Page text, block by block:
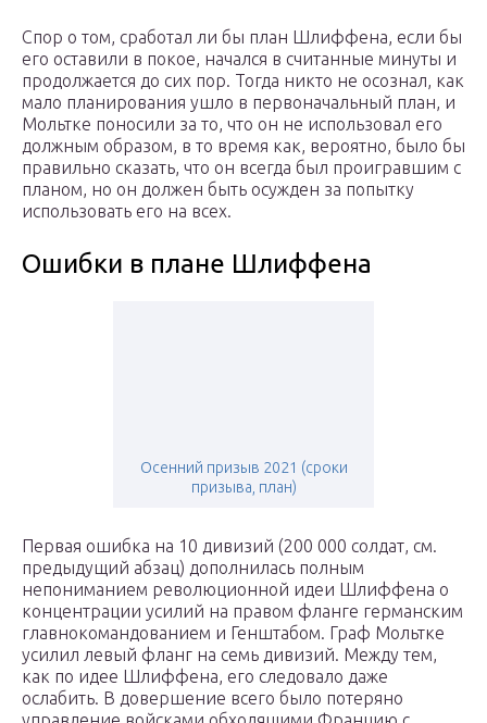
Спор о том, сработал ли бы план Шлиффена, если бы
его оставили в покое, начался в считанные минуты и
продолжается до сих пор. Тогда никто не осознал, как
мало планирования ушло в первоначальный план, и
Мольтке поносили за то, что он не использовал его
должным образом, в то время как, вероятно, было бы
правильно сказать, что он всегда был проигравшим с
планом, но он должен быть осужден за попытку
использовать его на всех.
Ошибки в плане Шлиффена
Осенний призыв 2021 (сроки
призыва, план)
Первая ошибка на 10 дивизий (200 000 солдат, см.
предыдущий абзац) дополнилась полным
непониманием революционной идеи Шлиффена о
концентрации усилий на правом фланге германским
главнокомандованием и Генштабом. Граф Мольтке
усилил левый фланг на семь дивизий. Между тем,
как по идее Шлиффена, его следовало даже
ослабить. В довершение всего было потеряно